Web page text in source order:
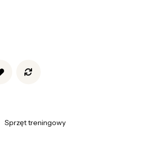
Sprzęt treningowy